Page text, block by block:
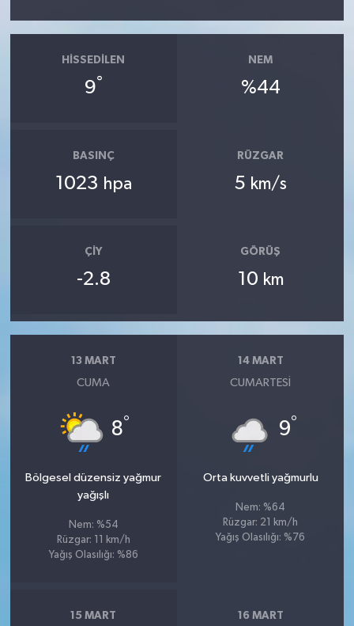
HISSEDILEN
9°
NEM
%44
BASINÇ
1023 hpa
RÜZGAR
5 km/s
ÇIY
-2.8
GÖRÜŞ
10 km
13 MART
CUMA
8°
Bölgesel düzensiz yağmur
yağışlı
Nem: %54
Rüzgar: 11 km/h
Yağış Olasılığı: %86
14 MART
CUMARTESI
9°
Orta kuvvetli yağmurlu
Nem: %64
Rüzgar: 21 km/h
Yağış Olasılığı: %76
15 MART 16 MART